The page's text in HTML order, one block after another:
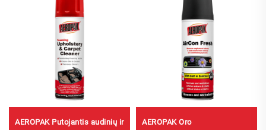
AEROPAK Putojantis audinių ir
AEROPAK Oro